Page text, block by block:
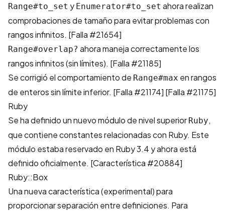
Range#to_set y Enumerator#to_set ahora realizan
comprobaciones de tamaño para evitar problemas con
rangos infinitos. [Falla #21654]
Range#overlap? ahora maneja correctamente los
rangos infinitos (sin límites). [Falla #21185]
Se corrigió el comportamiento de Range#max en rangos
de enteros sin límite inferior. [Falla #21174] [Falla #21175]
Ruby
Se ha definido un nuevo módulo de nivel superior Ruby,
que contiene constantes relacionadas con Ruby. Este
módulo estaba reservado en Ruby 3.4 y ahora está
definido oficialmente. [Característica #20884]
Ruby::Box
Una nueva característica (experimental) para
proporcionar separación entre definiciones. Para